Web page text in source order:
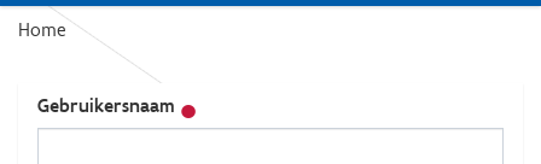
Home
Gebruikersnaam